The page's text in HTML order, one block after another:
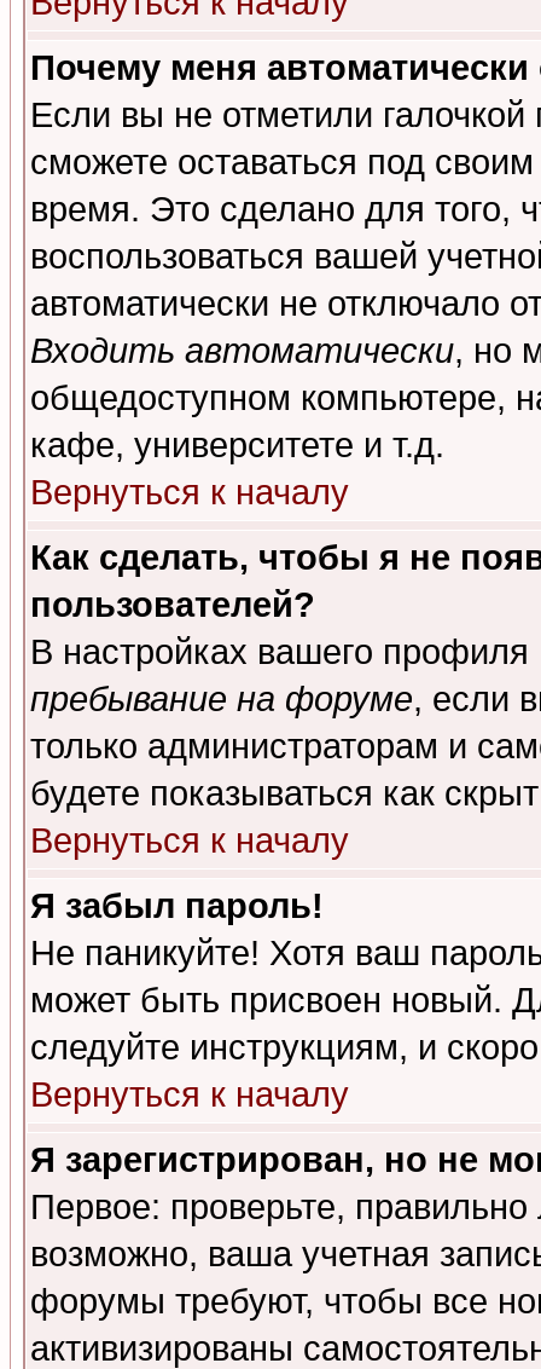
Почему меня автоматически
Если вы не отметили галочкой
сможете оставаться под
время. Это сделано для того,
воспользоваться вашей
автоматически не отключало
Входить автоматически, но
общедоступном компьютере,
кафе, университете и т.д.
Вернуться к началу
Как сделать, чтобы я не
пользователей?
В настройках вашего
пребывание на форуме, если
только администраторам и
будете показываться как
Вернуться к началу
Я забыл пароль!
Не паникуйте! Хотя ваш
может быть присвоен новый.
следуйте инструкциям, и
Вернуться к началу
Я зарегистрирован, но не
Первое: проверьте,
возможно, ваша учетная
форумы требуют, чтобы все
активизированы